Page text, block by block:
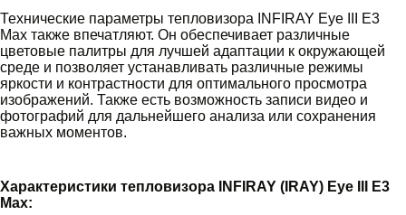
Технические параметры тепловизора INFIRAY Eye III E3
Max также впечатляют. Он обеспечивает различные
цветовые палитры для лучшей адаптации к окружающей
среде и позволяет устанавливать различные режимы
яркости и контрастности для оптимального просмотра
изображений. Также есть возможность записи видео и
фотографий для дальнейшего анализа или сохранения
важных моментов.
Характеристики тепловизора INFIRAY (IRAY) Eye III E3
Max: